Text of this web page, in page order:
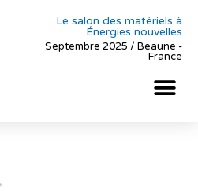
Le salon des matériels à
Énergies nouvelles
Septembre 2025 / Beaune -
France